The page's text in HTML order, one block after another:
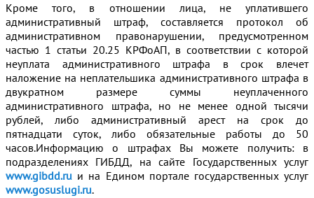
Кроме того, в отношении лица, не уплатившего
административный штраф, составляется протокол об
административном правонарушении, предусмотренном
частью 1 статьи 20.25 КРФоАП, в соответствии с которой
неуплата административного штрафа в срок влечет
наложение на неплательшика административного штрафа в
двукратном размере суммы неуплаченного
административного штрафа, но не менее одной тысячи
рублей, либо административный арест на срок до
пятнадцати суток, либо обязательные работы до 50
часов.Информацию о штрафах Вы можете получить: в
подразделениях ГИБДД, на сайте Государственных услуг
www.gibdd.ru и на Едином портале государственных услуг
www.gosuslugi.ru.